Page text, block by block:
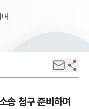
,
송 청구 준비하며